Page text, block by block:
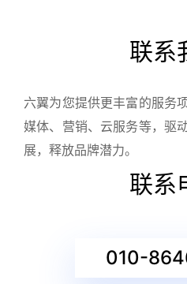
联系
六翼为您提供更丰富的服务
媒体、营销、云服务等，驱
展，释放品牌潜力。
联系
010-